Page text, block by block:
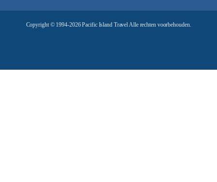
Copyright © 1994-2026 Pacific Island Travel Alle rechten voorbehouden.